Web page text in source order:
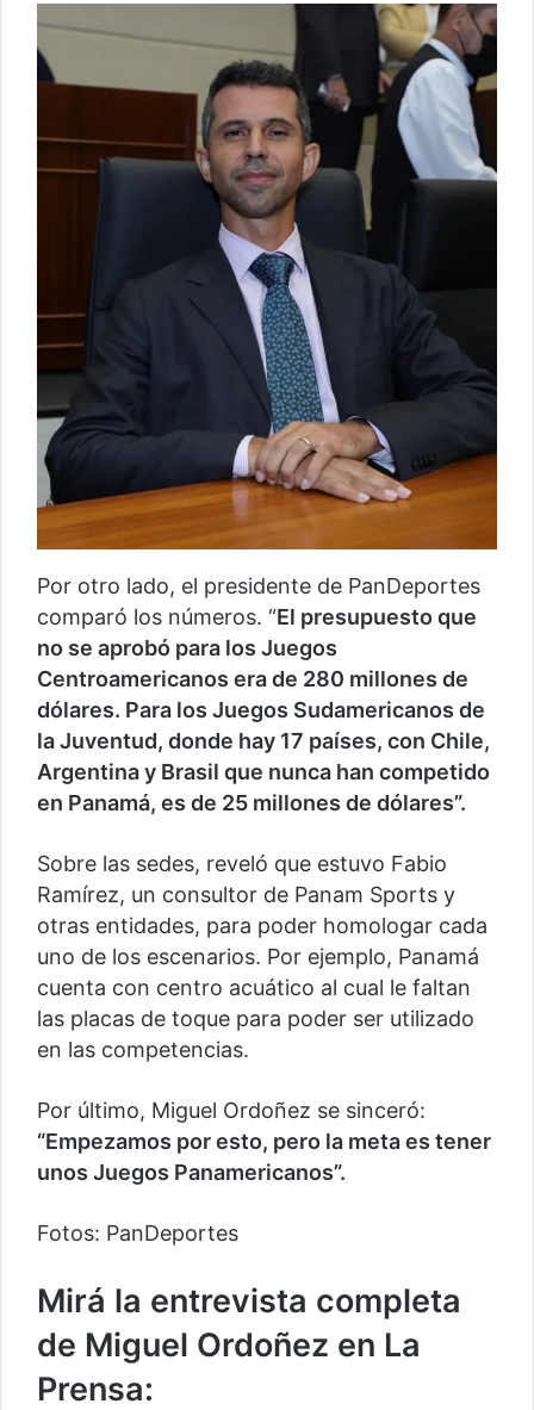
Por otro lado, el presidente de PanDeportes
comparó los números. “El presupuesto que
no se aprobó para los Juegos
Centroamericanos era de 280 millones de
dólares. Para los Juegos Sudamericanos de
la Juventud, donde hay 17 países, con Chile,
Argentina y Brasil que nunca han competido
en Panamá, es de 25 millones de dólares”.
Sobre las sedes, reveló que estuvo Fabio
Ramírez, un consultor de Panam Sports y
otras entidades, para poder homologar cada
uno de los escenarios. Por ejemplo, Panamá
cuenta con centro acuático al cual le faltan
las placas de toque para poder ser utilizado
en las competencias.
Por último, Miguel Ordoñez se sinceró:
“Empezamos por esto, pero la meta es tener
unos Juegos Panamericanos”.
Fotos: PanDeportes
Mirá la entrevista completa
de Miguel Ordoñez en La
Prensa: